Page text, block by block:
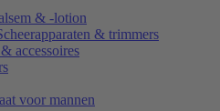
& -lotion
& trimmers
accessoires
voor mannen